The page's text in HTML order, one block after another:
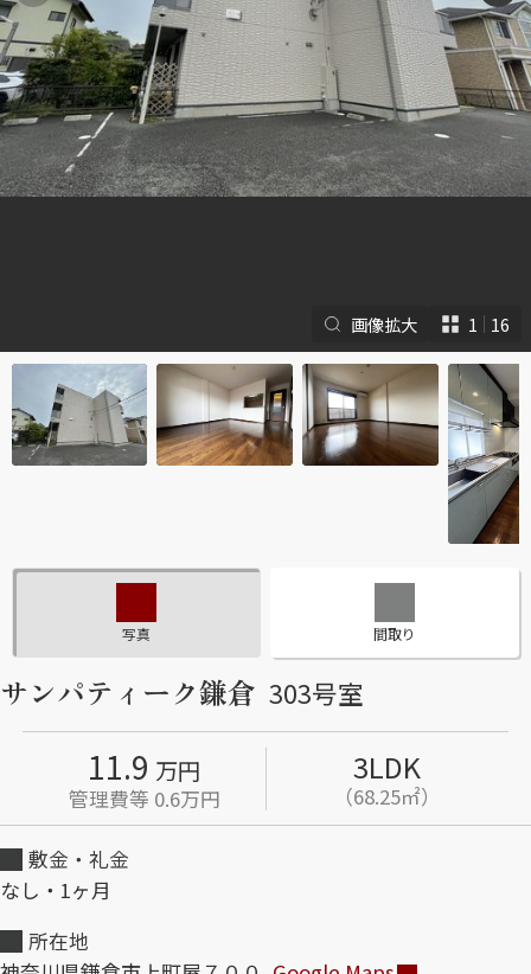
地図から探す
人気のカテゴリから探す
シャーメゾンとは
シャーメゾンセレクショ
ン
ShaMaison STYLE
シャーメゾンショップを探す
らくらく内見
自立型サービス付き・シニア向け
画像拡大 1 16
写真 間取り
サンパティーク鎌倉 303号室
11.9 万円
管理費等 0.6万円
3LDK
（68.25㎡）
敷金・礼金
なし・1ヶ月
所在地